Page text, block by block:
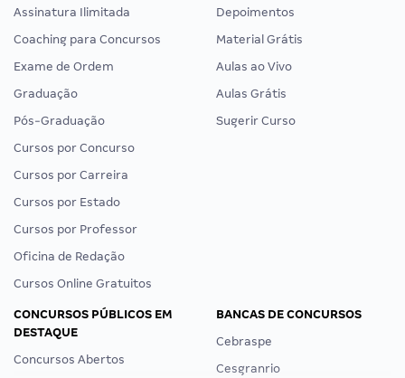
Assinatura Ilimitada
Coaching para Concursos
Exame de Ordem
Graduação
Pós-Graduação
Cursos por Concurso
Cursos por Carreira
Cursos por Estado
Cursos por Professor
Oficina de Redação
Cursos Online Gratuitos
Depoimentos
Material Grátis
Aulas ao Vivo
Aulas Grátis
Sugerir Curso
CONCURSOS PÚBLICOS EM
DESTAQUE
Concursos Abertos
BANCAS DE CONCURSOS
Cebraspe
Cesgranrio